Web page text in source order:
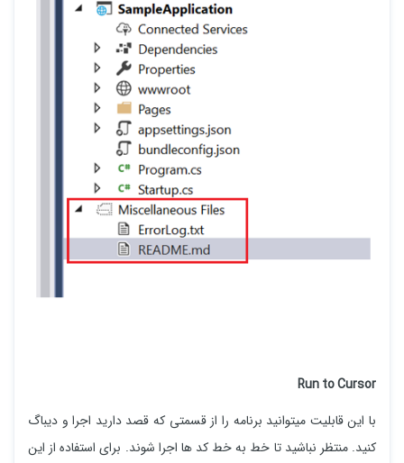
Run to Cursor
با این قابلیت میتوانید برنامه را از قسمتی که قصد دارید اجرا و دیباگ
کنید. منتظر نباشید تا خط به خط کد ها اجرا شوند. برای استفاده از این